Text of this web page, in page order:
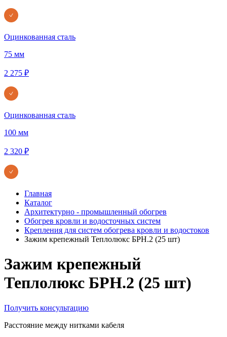
Оцинкованная сталь
75 мм
2 275 ₽
Оцинкованная сталь
100 мм
2 320 ₽
Главная
Каталог
Архитектурно - промышленный обогрев
Обогрев кровли и водосточных систем
Крепления для систем обогрева кровли и водостоков
Зажим крепежный Теплолюкс БРН.2 (25 шт)
Зажим крепежный
Теплолюкс БРН.2 (25 шт)
Получить консультацию
Расстояние между нитками кабеля